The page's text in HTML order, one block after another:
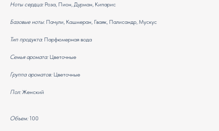
Ноты сердца:Роза, Пион, Дурман, Кипарис
Базовые ноты: Пачули, Кашмеран, Гваяк, Палисандр, Мускус
Тип продукта: Парфюмерная вода
Семья аромата:Цветочные
Группа ароматов:Цветочные
Пол:Женский
Объем:100